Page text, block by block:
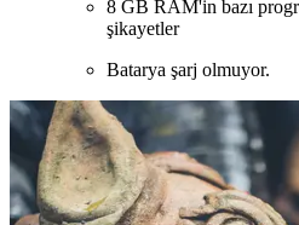
8 GB RAM'in bazı
şikayetler
Batarya şarj olmuyor.